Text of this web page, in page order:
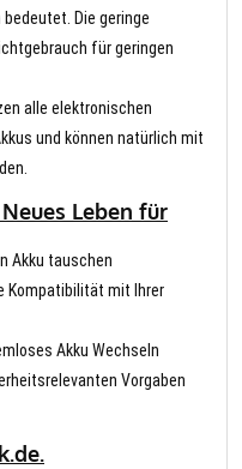
Die geringe
für geringen
alle elektronischen
und können natürlich mit
Leben für
Akku tauschen
Kompatibilität mit Ihrer
Akku Wechseln
Vorgaben